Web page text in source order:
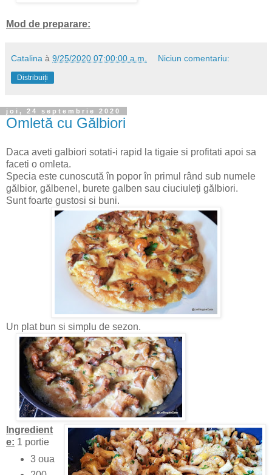
Mod de preparare:
Catalina à 9/25/2020 07:00:00 a.m. Niciun comentariu:
Distribuiți
joi, 24 septembrie 2020
Omletă cu Gălbiori
Daca aveti galbiori sotati-i rapid la tigaie si profitati apoi sa
faceti o omleta.
Specia este cunoscută în popor în primul rând sub numele
gălbior, gălbenel, burete galben sau ciuciuleți gălbiori.
Sunt foarte gustosi si buni.
Un plat bun si simplu de sezon.
Ingredient
e: 1 portie
3 oua